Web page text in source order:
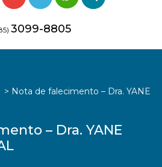
3099-8805
> Nota de falecimento – Dra. YANE
– Dra. YANE